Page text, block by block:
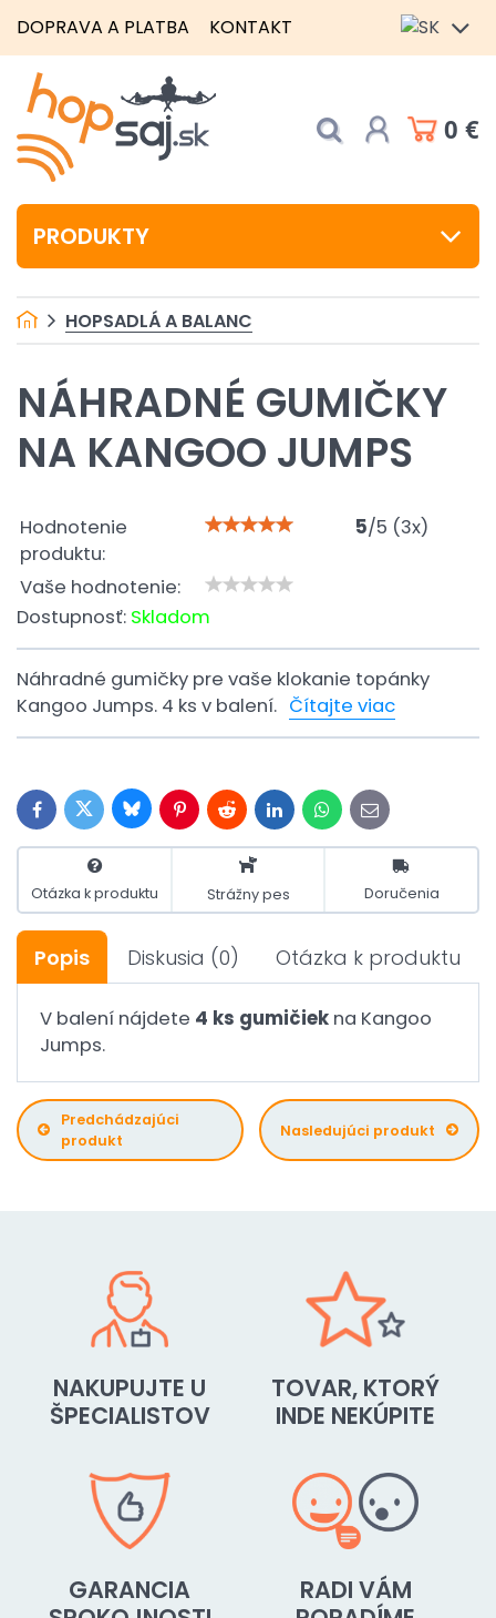
DOPRAVA A PLATBA KONTAKT
0 €
PRODUKTY
HOPSADLÁ A BALANC
NÁHRADNÉ GUMIČKY
NA KANGOO JUMPS
Hodnotenie
produktu:
5/5 (3x)
Vaše hodnotenie:
Dostupnosť: Skladom
Náhradné gumičky pre vaše klokanie topánky
Kangoo Jumps. 4 ks v balení. Čítajte viac
FacebookTwitterBlueskyPinterestRedditLinkedInWhatsApp
E-
mail
Otázka k produktu Strážny pes Doručenia
Popis Diskusia (0) Otázka k produktu
V balení nájdete 4 ks gumičiek na Kangoo
Jumps.
Predchádzajúci
produkt
Nasledujúci produkt
NAKUPUJTE U
ŠPECIALISTOV
TOVAR, KTORÝ
INDE NEKÚPITE
GARANCIA
RADI VÁM